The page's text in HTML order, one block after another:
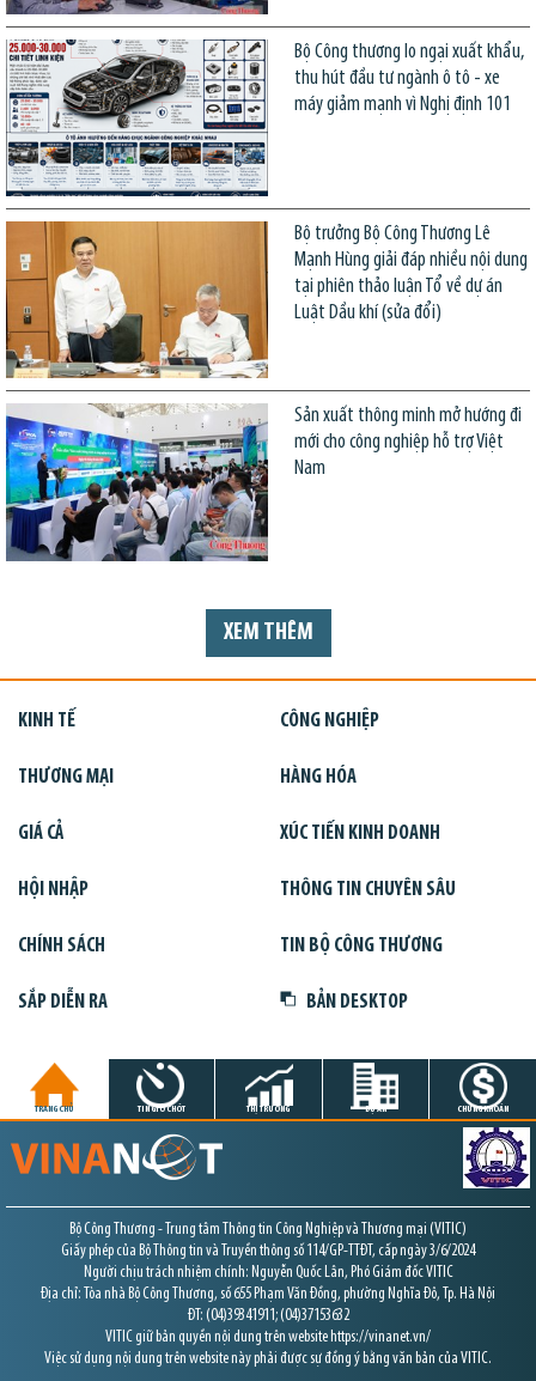
Bộ Công thương lo ngại xuất khẩu,
thu hút đầu tư ngành ô tô - xe
máy giảm mạnh vì Nghị định 101
Bộ trưởng Bộ Công Thương Lê
Mạnh Hùng giải đáp nhiều nội dung
tại phiên thảo luận Tổ về dự án
Luật Dầu khí (sửa đổi)
Sản xuất thông minh mở hướng đi
mới cho công nghiệp hỗ trợ Việt
Nam
XEM THÊM
KINH TẾ CÔNG NGHIỆP
THƯƠNG MẠI HÀNG HÓA
GIÁ CẢ XÚC TIẾN KINH DOANH
HỘI NHẬP THÔNG TIN CHUYÊN SÂU
CHÍNH SÁCH TIN BỘ CÔNG THƯƠNG
SẮP DIỄN RA BẢN DESKTOP
TRANG CHỦ TIN GIỜ CHÓT THỊ TRƯỜNG DỰ ÁN CHỨNG KHOÁN
Bộ Công Thương - Trung tâm Thông tin Công Nghiệp và Thương mại (VITIC)
Giấy phép của Bộ Thông tin và Truyền thông số 114/GP-TTĐT, cấp ngày 3/6/2024
Người chịu trách nhiệm chính: Nguyễn Quốc Lân, Phó Giám đốc VITIC
Địa chỉ: Tòa nhà Bộ Công Thương, số 655 Phạm Văn Đồng, phường Nghĩa Đô, Tp. Hà Nội
ĐT: (04)39341911; (04)37153632
VITIC giữ bản quyền nội dung trên website https://vinanet.vn/
Việc sử dụng nội dung trên website này phải được sự đồng ý bằng văn bản của VITIC.